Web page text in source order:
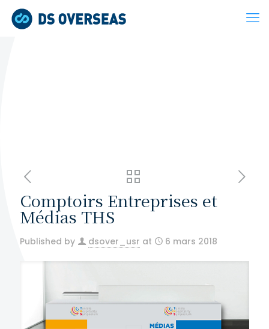
Comptoirs Entreprises et
Médias THS
Published by dsover_usr at 6 mars 2018